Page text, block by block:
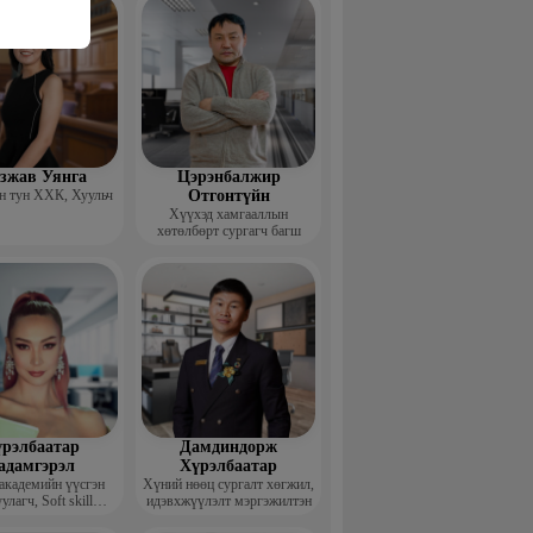
Уянга
тун ХХК, Хуульч
Цэрэнбалжир
Отгонтүйн
Хүүхэд хамгааллын
хөтөлбөрт сургагч багш
үүсгэн
Soft skill
Дамдиндорж
Хүрэлбаатар
Хүний нөөц сургалт хөгжил,
идэвхжүүлэлт мэргэжилтэн